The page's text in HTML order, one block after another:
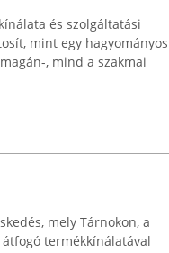
és szolgáltatási
mint egy hagyományos
, mind a szakmai
mely Tárnokon, a
termékkínálatával